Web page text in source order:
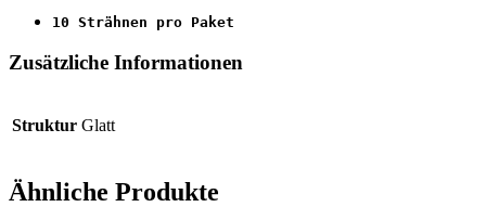
10 Strähnen pro Paket
Zusätzliche Informationen
Struktur Glatt
Ähnliche Produkte